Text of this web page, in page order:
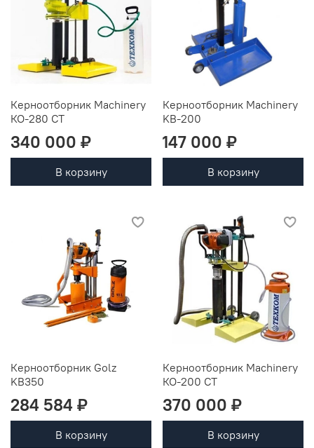
Керноотборник Machinery
КО-280 СТ
340 000 ₽
В корзину
Керноотборник Machinery
KB-200
147 000 ₽
В корзину
Керноотборник Golz
KB350
284 584 ₽
В корзину
Керноотборник Machinery
КО-200 СТ
370 000 ₽
В корзину